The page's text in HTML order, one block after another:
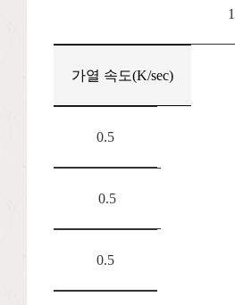
가열 속도(K/sec)
0.5
0.5
0.5